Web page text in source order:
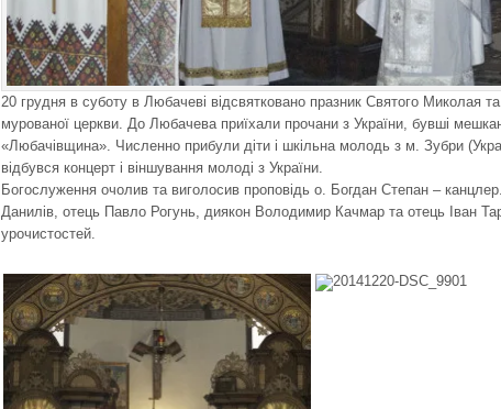
20 грудня в суботу в Любачеві відсвятковано празник Святого Миколая
мурованої церкви. До Любачева приїхали прочани з України, бувші
«Любачівщина». Численно прибули діти і шкільна молодь з м. Зубри
відбувся концерт і віншування молоді з України.
Богослуження очолив та виголосив проповідь о. Богдан Степан –
Данилів, отець Павло Рогунь, диякон Володимир Качмар та отець Іван
урочистостей.